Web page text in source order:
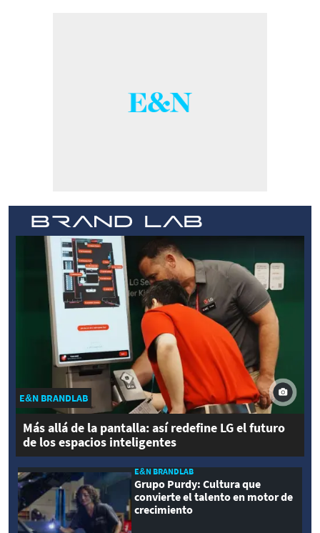
E&N BRANDLAB
Más allá de la pantalla: así redefine LG el futuro
de los espacios inteligentes
E&N BRANDLAB
Grupo Purdy: Cultura que
convierte el talento en motor de
crecimiento